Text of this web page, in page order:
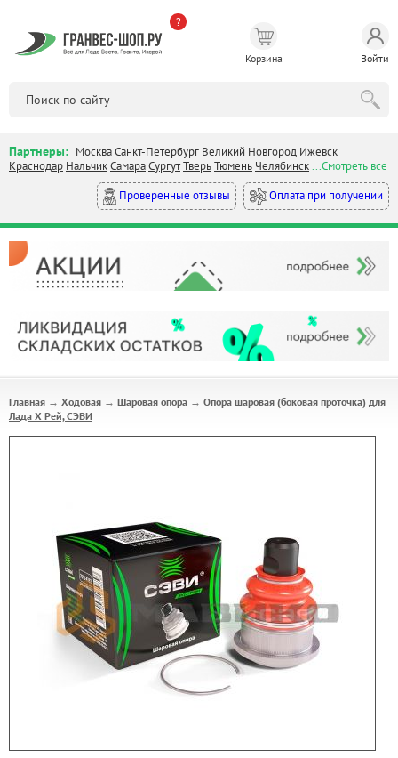
?
Корзина Войти
Партнеры: МоскваСанкт-Петербург Великий Новгород Ижевск
Краснодар НальчикСамараСургутТверьТюмень Челябинск...Смотреть все
Проверенные отзывы
Оплата при получении
Главная → Ходовая → Шаровая опора → Опора шаровая (боковая проточка) для
Лада Х Рей, СЭВИ